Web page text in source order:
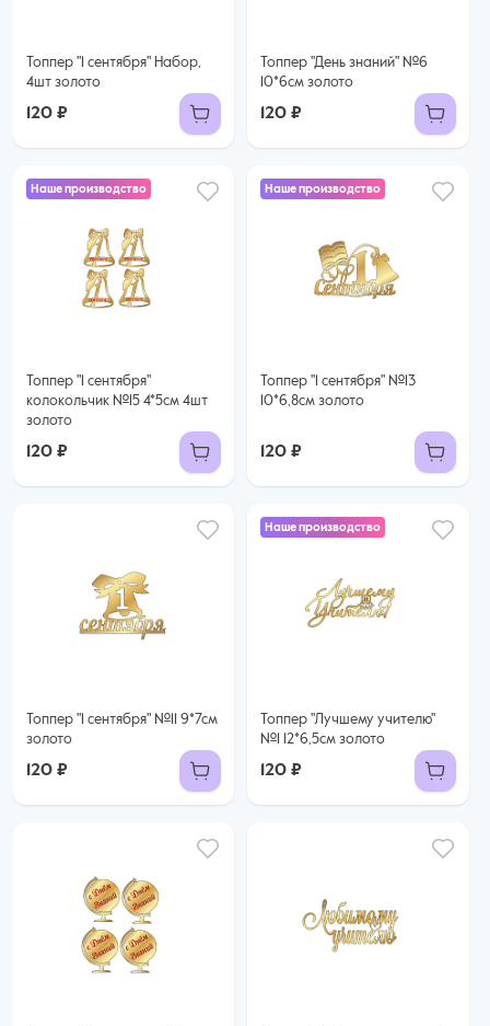
Топпер "1 сентября" Набор,
4шт золото
120 ₽
Топпер "День знаний" №6
10*6см золото
120 ₽
Наше производство
Топпер "1 сентября"
колокольчик №15 4*5см 4шт
золото
120 ₽
Наше производство
Топпер "1 сентября" №13
10*6,8см золото
120 ₽
Топпер "1 сентября" №11 9*7см
золото
120 ₽
Наше производство
Топпер "Лучшему учителю"
№1 12*6,5см золото
120 ₽